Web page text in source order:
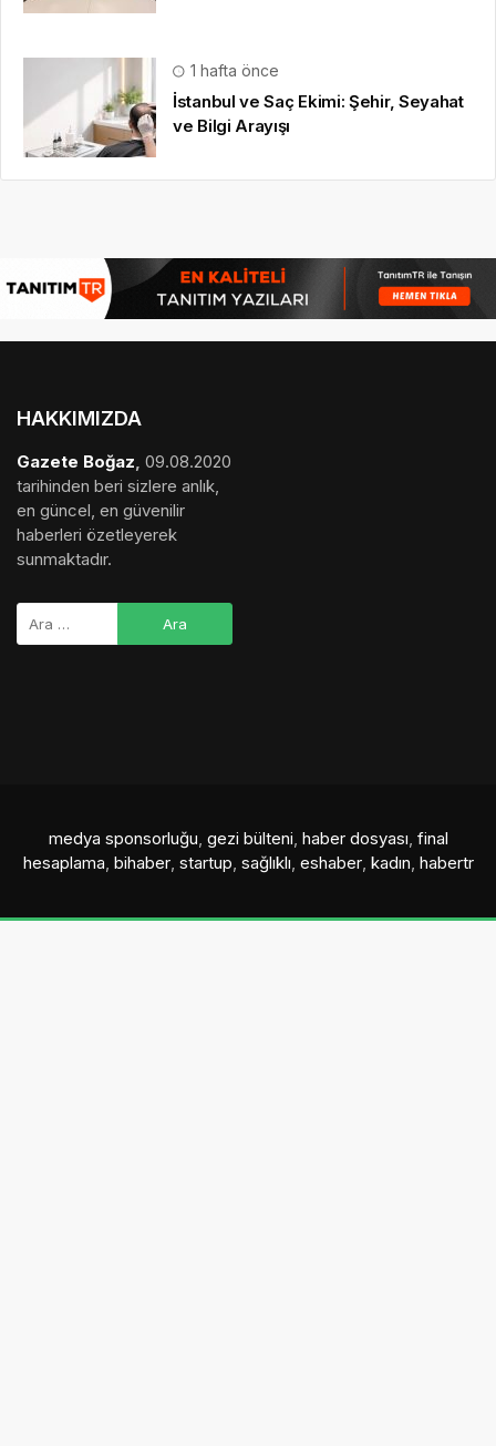
1 hafta önce
İstanbul ve Saç Ekimi: Şehir, Seyahat
ve Bilgi Arayışı
HAKKIMIZDA
Gazete Boğaz, 09.08.2020
tarihinden beri sizlere anlık,
en güncel, en güvenilir
haberleri özetleyerek
sunmaktadır.
medya sponsorluğu, gezi bülteni, haber dosyası, final
hesaplama, bihaber, startup, sağlıklı, eshaber, kadın, habertr